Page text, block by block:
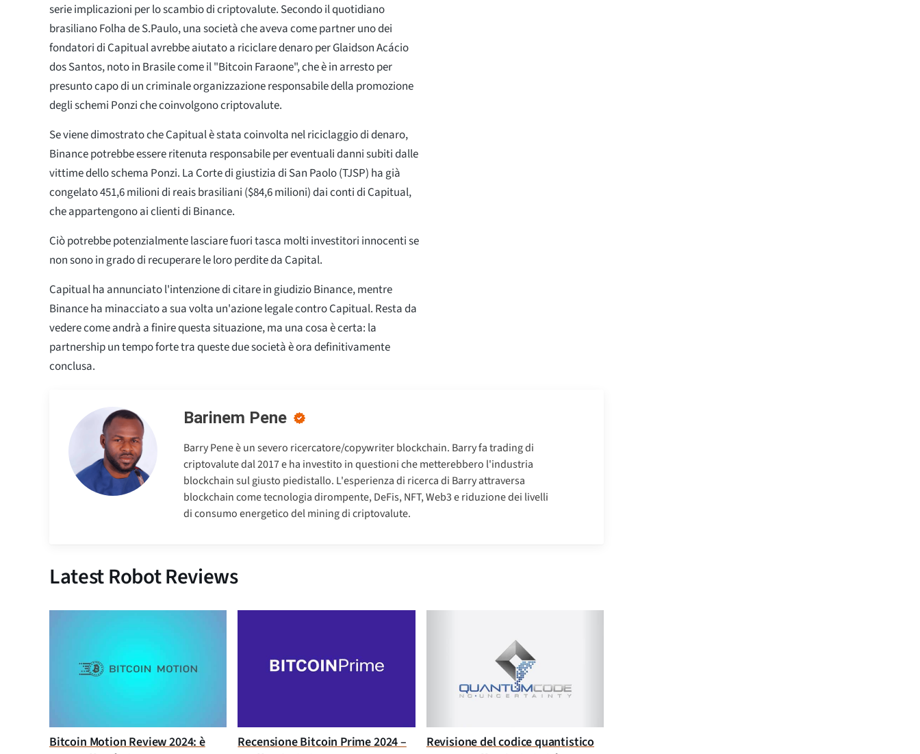
serie implicazioni per lo scambio di criptovalute. Secondo il quotidiano
brasiliano Folha de S.Paulo, una società che aveva come partner uno dei
fondatori di Capitual avrebbe aiutato a riciclare denaro per Glaidson Acácio
dos Santos, noto in Brasile come il "Bitcoin Faraone", che è in arresto per
presunto capo di un criminale organizzazione responsabile della promozione
degli schemi Ponzi che coinvolgono criptovalute.
Se viene dimostrato che Capitual è stata coinvolta nel riciclaggio di denaro,
Binance potrebbe essere ritenuta responsabile per eventuali danni subiti dalle
vittime dello schema Ponzi. La Corte di giustizia di San Paolo (TJSP) ha già
congelato 451,6 milioni di reais brasiliani ($84,6 milioni) dai conti di Capitual,
che appartengono ai clienti di Binance.
Ciò potrebbe potenzialmente lasciare fuori tasca molti investitori innocenti se
non sono in grado di recuperare le loro perdite da Capital.
Capitual ha annunciato l'intenzione di citare in giudizio Binance, mentre
Binance ha minacciato a sua volta un'azione legale contro Capitual. Resta da
vedere come andrà a finire questa situazione, ma una cosa è certa: la
partnership un tempo forte tra queste due società è ora definitivamente
conclusa.
Barinem Pene
Barry Pene è un severo ricercatore/copywriter blockchain. Barry fa trading di
criptovalute dal 2017 e ha investito in questioni che metterebbero l'industria
blockchain sul giusto piedistallo. L'esperienza di ricerca di Barry attraversa
blockchain come tecnologia dirompente, DeFis, NFT, Web3 e riduzione dei livelli
di consumo energetico del mining di criptovalute.
Latest Robot Reviews
Bitcoin Motion Review 2024: è
Recensione Bitcoin Prime 2024 –
Revisione del codice quantistico